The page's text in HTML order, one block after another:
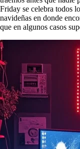
Friday se celebra todos
navideñas en donde
que en algunos casos